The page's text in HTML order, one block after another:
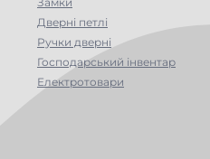
Дверні петлі
Ручки дверні
Господарський інвентар
Електротовари